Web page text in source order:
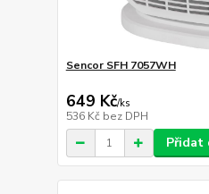
Sencor SFH 7057WH
649 Kč/ks
536 Kč bez DPH
Přidat